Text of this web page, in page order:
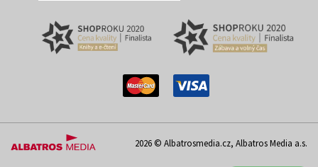
2026 © Albatrosmedia.cz, Albatros Media a.s.